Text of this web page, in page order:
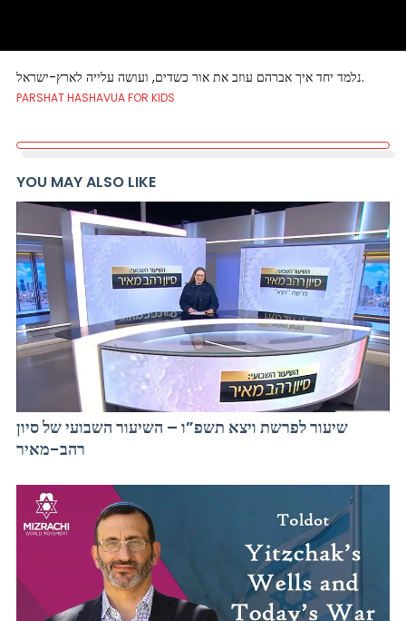
נלמד יחד איך אברהם עוזב את אור כשדים, ועושה עלייה לארץ-ישראל.
PARSHAT HASHAVUA FOR KIDS
YOU MAY ALSO LIKE
שיעור לפרשת ויצא תשפ”ו – השיעור השבועי של סיון
רהב-מאיר